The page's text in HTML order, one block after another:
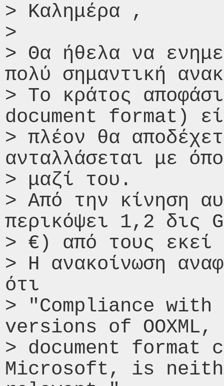
> Καλημέρα ,
>
> Θα ήθελα να
πολύ σημαντική
> Το κράτος
document format)
> πλέον θα
ανταλλάσεται με
> μαζί του.
> Από την κίνηση
περικόψει 1,2 δις
> €) από τους εκεί
> Η ανακοίνωση
ότι
> "Compliance
versions of
> document format
Microsoft, is